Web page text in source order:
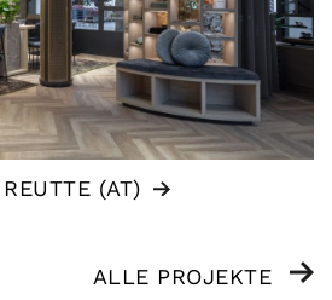
(AT)
ALLE PROJEKTE